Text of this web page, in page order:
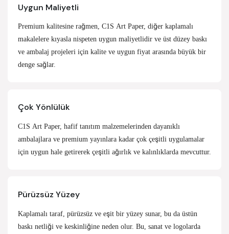
Uygun Maliyetli
Premium kalitesine rağmen, C1S Art Paper, diğer kaplamalı
makalelere kıyasla nispeten uygun maliyetlidir ve üst düzey baskı
ve ambalaj projeleri için kalite ve uygun fiyat arasında büyük bir
denge sağlar.
Çok Yönlülük
C1S Art Paper, hafif tanıtım malzemelerinden dayanıklı
ambalajlara ve premium yayınlara kadar çok çeşitli uygulamalar
için uygun hale getirerek çeşitli ağırlık ve kalınlıklarda mevcuttur.
Pürüzsüz Yüzey
Kaplamalı taraf, pürüzsüz ve eşit bir yüzey sunar, bu da üstün
baskı netliği ve keskinliğine neden olur. Bu, sanat ve logolarda